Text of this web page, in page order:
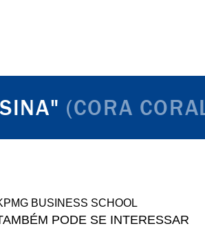
(CORA CORALINA)
BUSINESS SCHOOL
PODE SE INTERESSAR